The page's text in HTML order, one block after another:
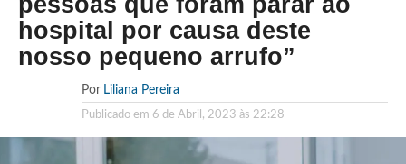
hospital por causa deste
nosso pequeno arrufo”
Por Liliana Pereira
Publicado em 6 de Abril, 2023 às 22:28